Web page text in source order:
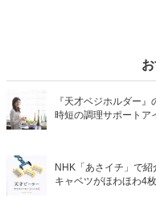
『天才ベジホルダー
時短の調理サポートア
NHK「あさイチ」で紹
キャベツがほわほわ4